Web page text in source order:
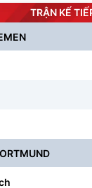
TRẬN KẾ